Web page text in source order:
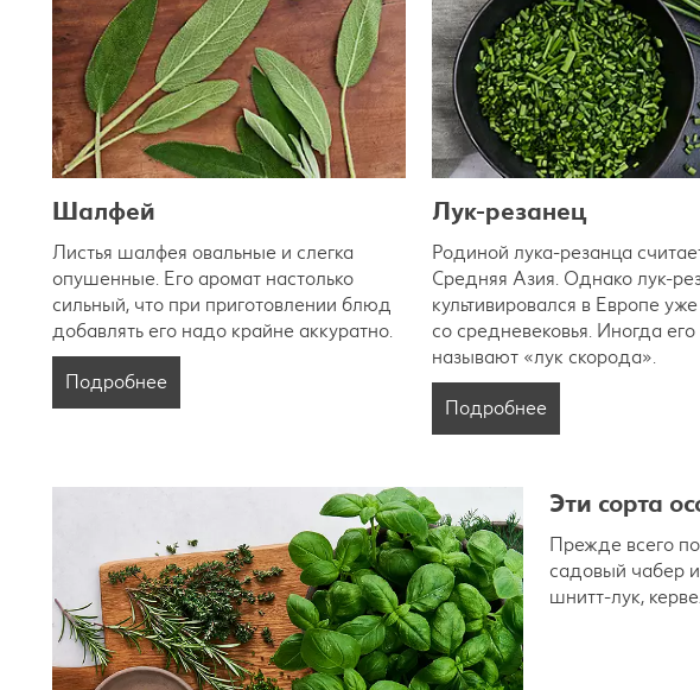
Шалфей
Листья шалфея овальные и слегка
опушенные. Его аромат настолько
сильный, что при приготовлении блюд
добавлять его надо крайне аккуратно.
Подробнее
Лук-резанец
Родиной лука-резанца
Средняя Азия. Однако лук-
культивировался в Европе
со средневековья. Иногда его
называют «лук скорода».
Подробнее
Эти сорта
Прежде всего
садовый чабер
шнитт-лук,